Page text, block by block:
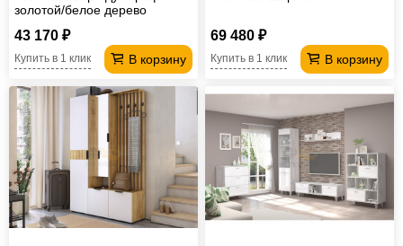
золотой/белое дерево
43 170 ₽
В корзину
Купить в 1 клик
69 480 ₽
В корзину
Купить в 1 клик